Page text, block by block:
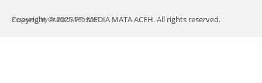
Copyright © 2025 PT. MEDIA MATA ACEH. All rights reserved.
Powered byAtadro Website.